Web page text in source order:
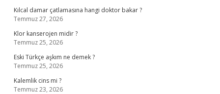
Kılcal damar çatlamasına hangi doktor bakar ?
Temmuz 27, 2026
Klor kanserojen midir ?
Temmuz 25, 2026
Eski Türkçe aşkım ne demek ?
Temmuz 25, 2026
Kalemlik cins mi ?
Temmuz 23, 2026